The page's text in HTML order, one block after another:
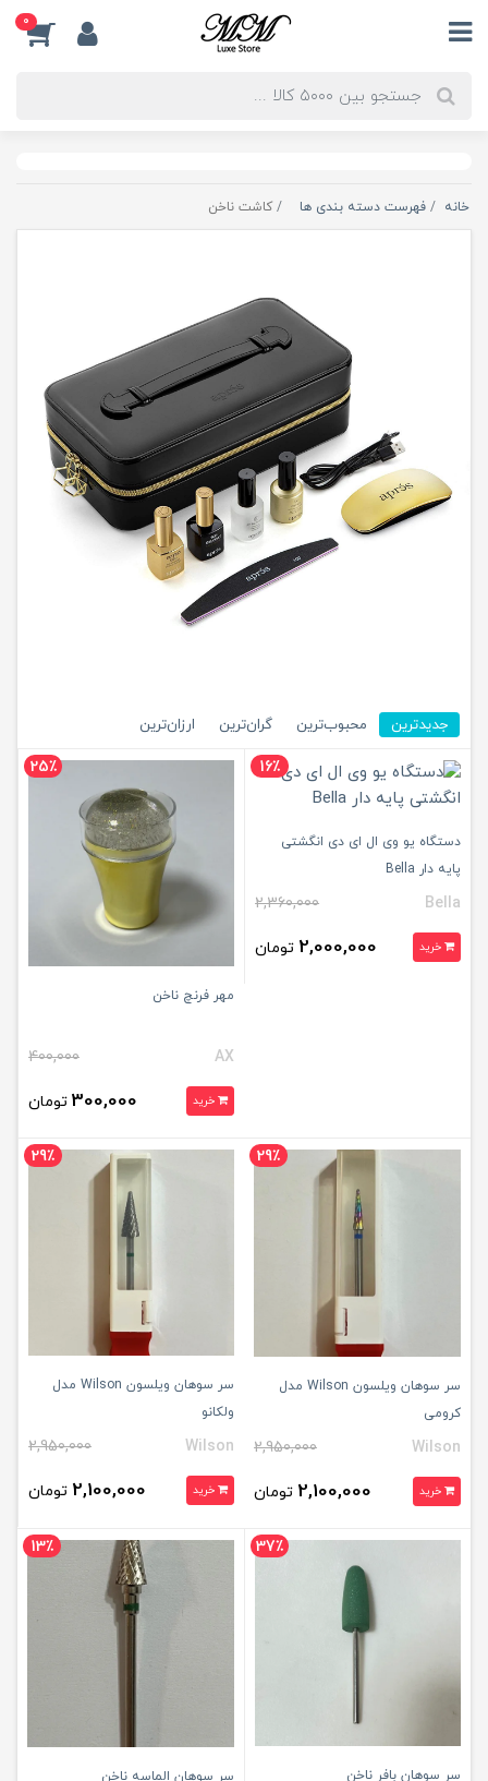
0
خانه فهرست دسته بندی ها کاشت ناخن
جدیدترین محبوب‌ترین گران‌ترین ارزان‌ترین
16٪
دستگاه یو وی ال ای دی انگشتی
پایه دار Bella
Bella
2,360,000
خرید 2,000,000 تومان
25٪
مهر فرنچ ناخن
AX
400,000
خرید 300,000 تومان
29٪
سر سوهان ویلسون Wilson مدل
کرومی
Wilson
2,950,000
خرید 2,100,000 تومان
29٪
سر سوهان ویلسون Wilson مدل
ولکانو
Wilson
2,950,000
خرید 2,100,000 تومان
37٪
سر سوهان بافر ناخن
13٪
سر سوهان الماسه ناخن